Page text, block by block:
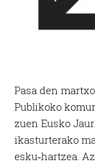
Pasa den
Publikoko
zuen Eusko
ikasturterako
esku‑hartzea.